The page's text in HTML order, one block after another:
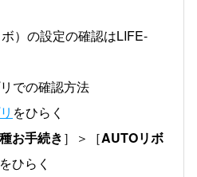
）の設定の確認はLIFE-
での確認方法
をひらく
お手続き］＞［AUTOリボ
ひらく